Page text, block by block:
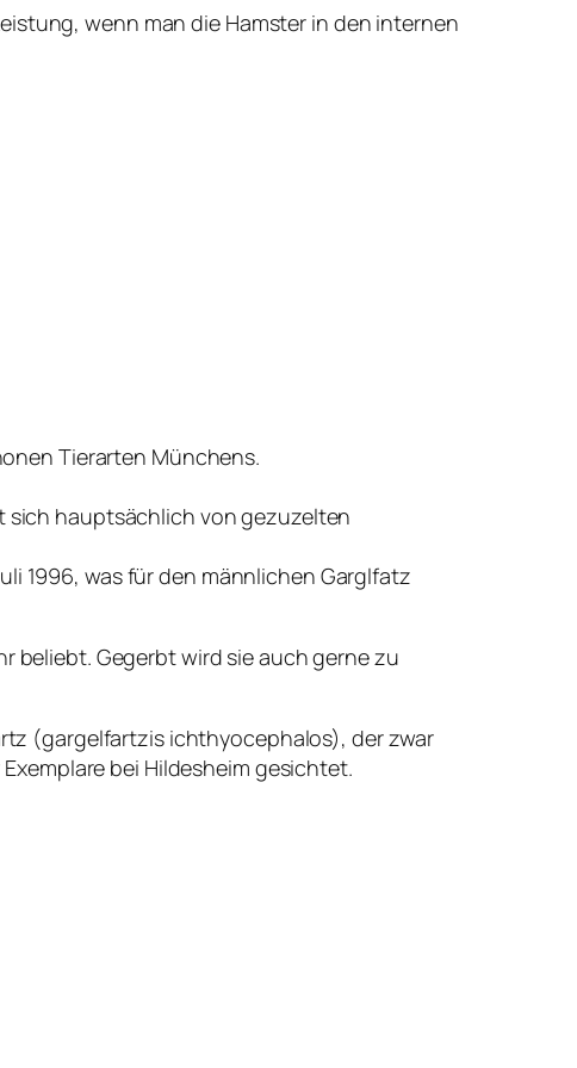
wenn man die Hamster in den internen
Tierarten Münchens.
sich hauptsächlich von gezuzelten
1996, was für den männlichen Garglfatz
beliebt. Gegerbt wird sie auch gerne zu
(gargelfartzis ichthyocephalos), der zwar
bei Hildesheim gesichtet.